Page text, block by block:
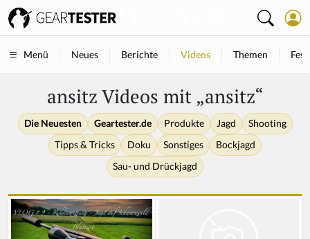
Menü Neues Berichte Videos Themen
ansitz Videos mit „ansitz“
Die Neuesten Geartester.de Produkte Jagd
Shooting
Tipps & Tricks
Doku Sonstiges
Bockjagd
Sau- und Drückjagd